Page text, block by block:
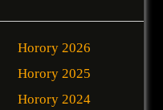
Horory 2026
Horory 2025
Horory 2024